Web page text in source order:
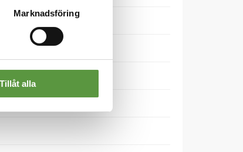
Marknadsföring
Tillåt alla